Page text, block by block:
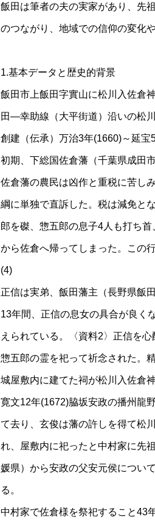
飯田は筆者の夫の実家があり、先
のつながり、地域での信仰の変化
1.基本データと歴史的背景
飯田市上飯田字實山に松川入佐倉
田―幸助線（大平街道）沿いの松
創建（伝承）万治3年(1660)～延
初期、下総国佐倉藩（千葉県成田
佐倉藩の農民は凶作と重税に苦し
綱に単独で直訴した。税は減免と
郎を磔、惣五郎の息子4人も打ち
から佐倉へ帰ってしまった。この
(4)
正信は実弟、飯田藩主（長野県飯
13年間、正信の息女の具合が良く
えられている。〈資料2〉正信を
惣五郎の霊を祀って祈念された。
城屋敷内に建てた祠が松川入佐倉
寛文12年(1672)脇坂安政の播州龍
て去り、玄俊は藩の許しを得て松
れ、屋敷内に祀ったと中村家に先
媛県）から安政の父安元侯につい
る。
中村家で佐倉様を祭祀すること43